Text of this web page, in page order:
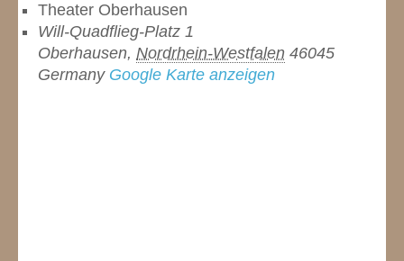
Theater Oberhausen
Will-Quadflieg-Platz 1
Oberhausen, Nordrhein-Westfalen 46045
Germany Google Karte anzeigen